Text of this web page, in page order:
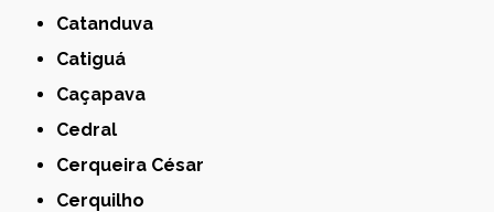
Catanduva
Catiguá
Caçapava
Cedral
Cerqueira César
Cerquilho